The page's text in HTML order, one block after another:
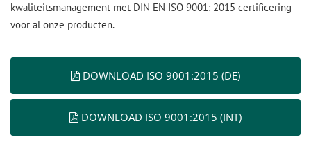
kwaliteitsmanagement met DIN EN ISO 9001: 2015 certificering
voor al onze producten.
DOWNLOAD ISO 9001:2015 (DE)
DOWNLOAD ISO 9001:2015 (INT)